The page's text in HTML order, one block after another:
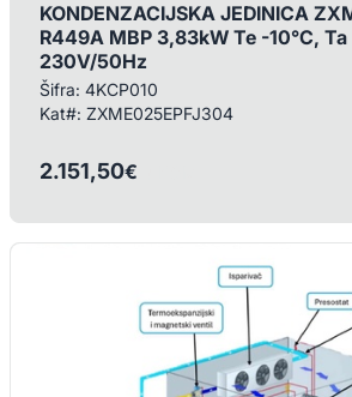
KONDENZACIJSKA JEDINICA
R449A MBP 3,83kW Te -10°C, Ta
230V/50Hz
Šifra: 4KCP010
Kat#: ZXME025EPFJ304
2.151,50€